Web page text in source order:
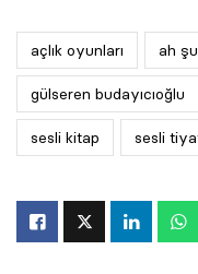
açlık oyunları ah
gülseren budayıcıoğlu
sesli kitap sesli